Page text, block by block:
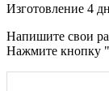
Изготовление 4
Напишите свои
Нажмите кнопку